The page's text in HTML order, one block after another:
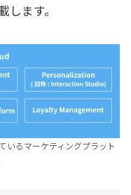
ます。
いるマーケティングプラット